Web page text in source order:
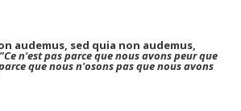
audemus, sed quia non audemus,
"Ce n'est pas parce que nous avons peur que
que nous n'osons pas que nous avons